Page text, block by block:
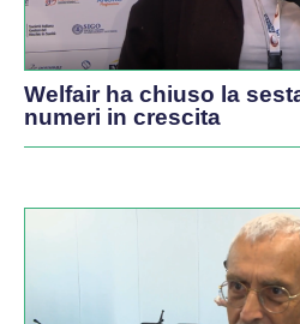
Welfair ha chiuso la
numeri in crescita